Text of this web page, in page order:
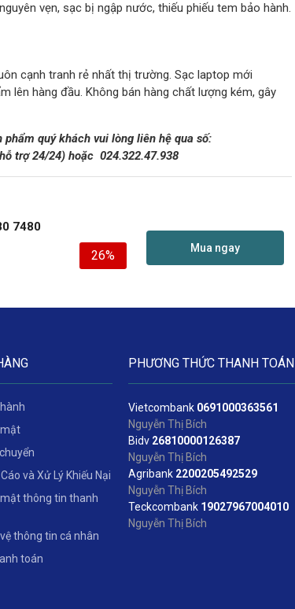
vẹn, sạc bị ngập nước, thiếu phiếu tem bảo hành.
cạnh tranh rẻ nhất thị trường. Sạc laptop mới
lên hàng đầu. Không bán hàng chất lượng kém, gây
quý khách vui lòng liên hệ qua số:
trợ 24/24)hoặc024.322.47.938
7480
26% Mua ngay
và Xử Lý Khiếu Nại
thông tin thanh
thông tin cá nhân
toán
PHƯƠNG THỨC THANH TOÁN
Vietcombank 0691000363561
Nguyễn Thị Bích
Bidv 26810000126387
Nguyễn Thị Bích
Agribank 2200205492529
Nguyễn Thị Bích
Teckcombank 19027967004010
Nguyễn Thị Bích